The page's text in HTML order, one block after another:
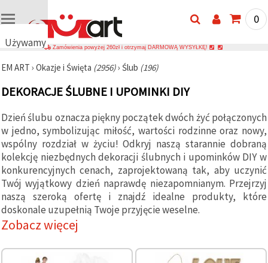
Używamy
cookie
Używamy
cookie i
podobnych
technologii,
aby
zapewnić
prawidłowe
działanie
strony
internetowej,
poprawić
komfort
korzystania
z niej oraz,
zgodą,
analizować
0
Zamówienia powyżej 260zł i otrzymaj DARMOWĄ WYSYŁKĘ!
EM ART › Okazje i Święta (2956)› Ślub (196)
DEKORACJE ŚLUBNE I UPOMINKI DIY
Dzień ślubu oznacza piękny początek dwóch żyć połączonych
w jedno, symbolizując miłość, wartości rodzinne oraz nowy,
wspólny rozdział w życiu! Odkryj naszą starannie dobraną
kolekcję niezbędnych dekoracji ślubnych i upominków DIY w
konkurencyjnych cenach, zaprojektowaną tak, aby uczynić
Twój wyjątkowy dzień naprawdę niezapomnianym. Przejrzyj
naszą szeroką ofertę i znajdź idealne produkty, które
doskonale uzupełnią Twoje przyjęcie weselne.
Zobacz więcej